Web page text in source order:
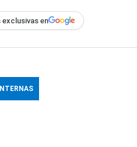
en
INTERNAS